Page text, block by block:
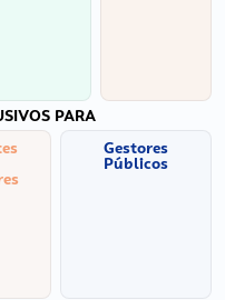
PARA
Gestores
Públicos